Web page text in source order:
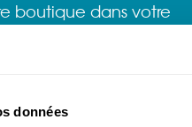
données
boutique dans votre